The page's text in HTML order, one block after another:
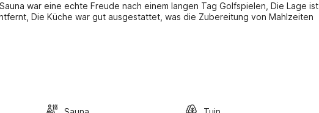
war eine echte Freude nach einem langen Tag Golfspielen, Die Lage ist
Die Küche war gut ausgestattet, was die Zubereitung von Mahlzeiten